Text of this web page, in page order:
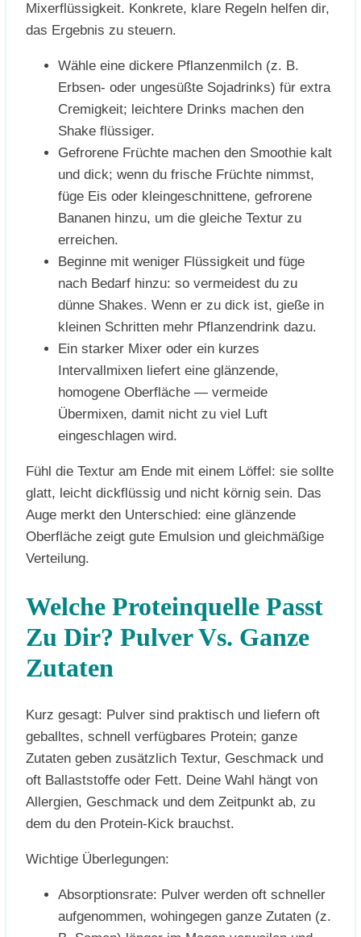
Mixerflüssigkeit. Konkrete, klare Regeln helfen dir,
das Ergebnis zu steuern.
Wähle eine dickere Pflanzenmilch (z. B.
Erbsen- oder ungesüßte Sojadrinks) für extra
Cremigkeit; leichtere Drinks machen den
Shake flüssiger.
Gefrorene Früchte machen den Smoothie kalt
und dick; wenn du frische Früchte nimmst,
füge Eis oder kleingeschnittene, gefrorene
Bananen hinzu, um die gleiche Textur zu
erreichen.
Beginne mit weniger Flüssigkeit und füge
nach Bedarf hinzu: so vermeidest du zu
dünne Shakes. Wenn er zu dick ist, gieße in
kleinen Schritten mehr Pflanzendrink dazu.
Ein starker Mixer oder ein kurzes
Intervallmixen liefert eine glänzende,
homogene Oberfläche — vermeide
Übermixen, damit nicht zu viel Luft
eingeschlagen wird.
Fühl die Textur am Ende mit einem Löffel: sie sollte
glatt, leicht dickflüssig und nicht körnig sein. Das
Auge merkt den Unterschied: eine glänzende
Oberfläche zeigt gute Emulsion und gleichmäßige
Verteilung.
Welche Proteinquelle Passt
Zu Dir? Pulver Vs. Ganze
Zutaten
Kurz gesagt: Pulver sind praktisch und liefern oft
geballtes, schnell verfügbares Protein; ganze
Zutaten geben zusätzlich Textur, Geschmack und
oft Ballaststoffe oder Fett. Deine Wahl hängt von
Allergien, Geschmack und dem Zeitpunkt ab, zu
dem du den Protein-Kick brauchst.
Wichtige Überlegungen:
Absorptionsrate: Pulver werden oft schneller
aufgenommen, wohingegen ganze Zutaten (z.